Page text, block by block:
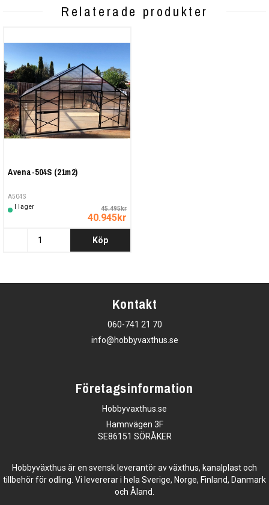
Relaterade produkter
Avena-504S (21m2)
A504S
I lager
45.495kr
40.945kr
Köp
Kontakt
060-741 21 70
info@hobbyvaxthus.se
Företagsinformation
Hobbyvaxthus.se
Hamnvägen 3F
SE86151 SÖRÅKER
Hobbyväxthus är en svensk leverantör av växthus, kanalplast och
tillbehör för odling. Vi levererar i hela Sverige, Norge, Finland, Danmark
och Åland.